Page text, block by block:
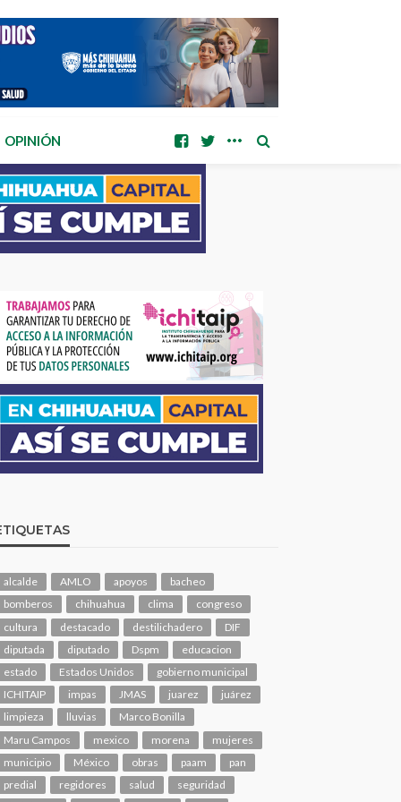
OPINIÓN
alcalde AMLO apoyos
bacheo
bomberos
chihuahua clima
congreso
cultura
destacado destilichadero
DIF
diputada
diputado Dspm
educacion
estado
Estados Unidos
gobierno municipal
ICHITAIP
impas JMAS juarez
juárez
limpieza
lluvias
Marco Bonilla
Maru Campos
mexico morena
mujeres
municipio
México obras paam
pan
predial
regidores salud
seguridad